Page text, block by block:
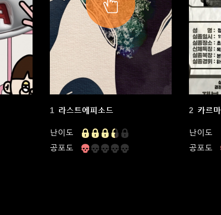
1 라스트에피소드
난이도
공포도
2 카르마
난이도
공포도